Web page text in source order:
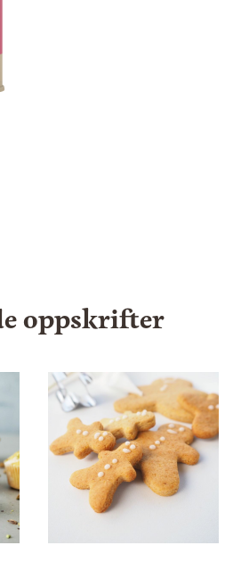
oppskrifter